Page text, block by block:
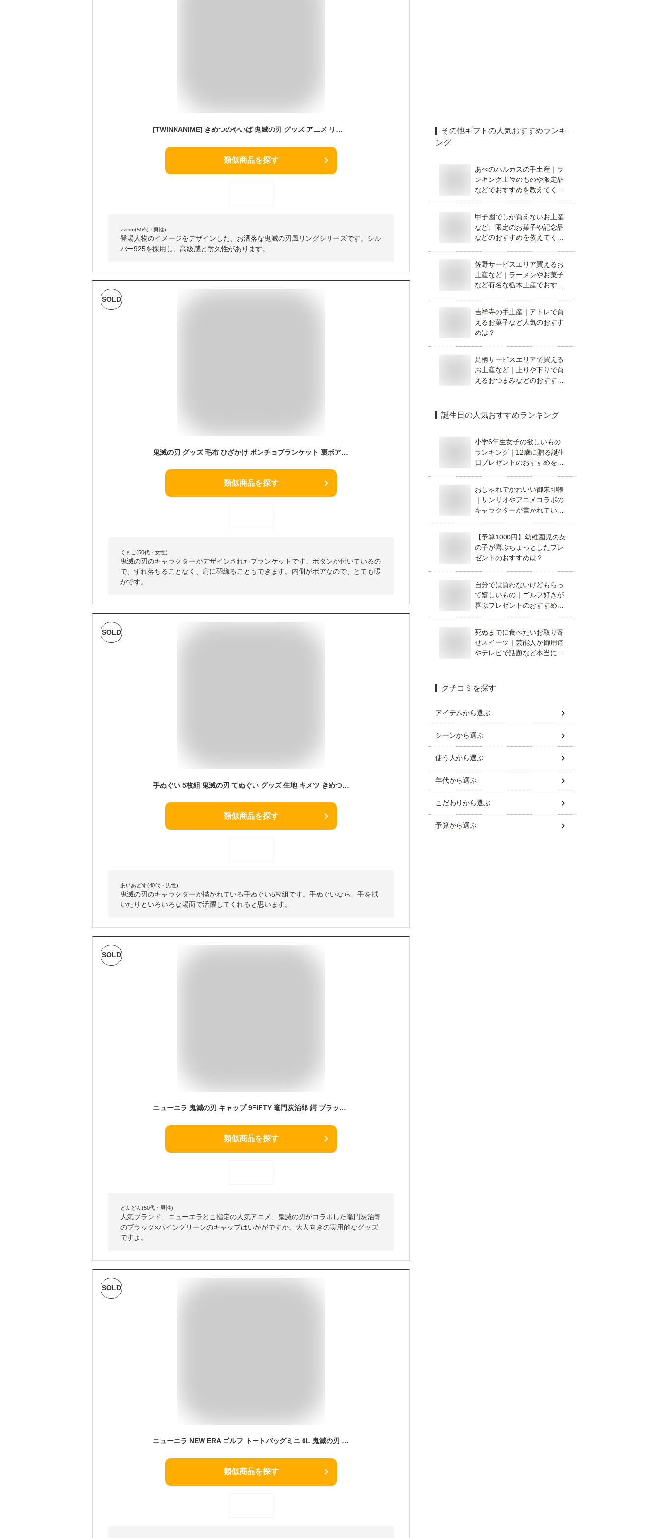
[TWINKANIME] きめつのやいば 鬼滅の刃 グッズ アニメ リング Demon Slayer Rings 国際標準シルバー925 指輪 フリーサイズ 耐久性あり 長持ち プレゼント全28種
類似商品を探す
zzmm(50代・男性)
登場人物のイメージをデザインした、お洒落な鬼滅の刃風リングシリーズです。シル
バー925を採用し、高級感と耐久性があります。
SOLD
鬼滅の刃 グッズ 毛布 ひざかけ ポンチョブランケット 裏ボア あったか用品 あったかグッズ クリスマスプレゼント pz-kimetu05【SS】
類似商品を探す
くまこ(50代・女性)
鬼滅の刃のキャラクターがデザインされたブランケットです。ボタンが付いているの
で、ずれ落ちることなく、肩に羽織ることもできます。内側がボアなので、とても暖
かです。
SOLD
手ぬぐい 5枚組 鬼滅の刃 てぬぐい グッズ 生地 キメツ きめつのやいば 炭治郎 ハンカチ ガーゼ かっこいい タオル 男の子 女の子 子ども キャラクター キッズ 子供 炭治郎 ねずこ 人気 手拭い 【b1263】
類似商品を探す
あいあどす(40代・男性)
鬼滅の刃のキャラクターが描かれている手ぬぐい5枚組です。手ぬぐいなら、手を拭
いたりといろいろな場面で活躍してくれると思います。
SOLD
ニューエラ 鬼滅の刃 キャップ 9FIFTY 竈門炭治郎 鍔 ブラック × パイングリーン 12864458 【あす楽対応】
類似商品を探す
どんどん(50代・男性)
人気ブランド、ニューエラとこ指定の人気アニメ、鬼滅の刃がコラボした竈門炭治郎
のブラック×パイングリーンのキャップはいかがですか。大人向きの実用的なグッズ
ですよ。
SOLD
ニューエラ NEW ERA ゴルフ トートバッグミニ 6L 鬼滅の刃 ワードマーク ホワイト 日本正規品
類似商品を探す
その他ギフト の人気おすすめランキ
ング
あべのハルカスの手土産｜ラ
ンキング上位のものや限定品
などでおすすめを教えてくだ
甲子園でしか買えないお土産
など、限定のお菓子や記念品
などのおすすめを教えてくだ
佐野サービスエリア買えるお
土産など｜ラーメンやお菓子
など有名な栃木土産でおすす
吉祥寺の手土産｜アトレで買
えるお菓子など人気のおすす
めは？
足柄サービスエリアで買える
お土産など｜上りや下りで買
えるおつまみなどのおすすめ
誕生日 の人気おすすめランキング
小学6年生女子の欲しいもの
ランキング｜12歳に贈る誕生
日プレゼントのおすすめを教
おしゃれでかわいい御朱印帳
｜サンリオやアニメコラボの
キャラクターが書かれている
【予算1000円】幼稚園児の女
の子が喜ぶちょっとしたプレ
ゼントのおすすめは？
自分では買わないけどもらっ
て嬉しいもの｜ゴルフ好きが
喜ぶプレゼントのおすすめ
死ぬまでに食べたいお取り寄
せスイーツ｜芸能人が御用達
やテレビで話題など本当に美
クチコミを探す
アイテムから選ぶ
シーンから選ぶ
使う人から選ぶ
年代から選ぶ
こだわりから選ぶ
予算から選ぶ